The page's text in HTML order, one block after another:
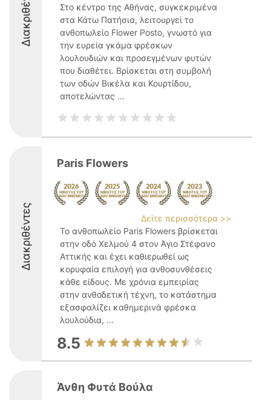
Στο κέντρο της Αθήνας, συγκεκριμένα
στα Κάτω Πατήσια, λειτουργεί το
ανθοπωλείο Flower Posto, γνωστό για
την ευρεία γκάμα φρέσκων
λουλουδιών και προσεγμένων φυτών
που διαθέτει. Βρίσκεται στη συμβολή
των οδών Βικέλα και Κουρτίδου,
αποτελώντας ...
Διακριθέντες
Paris Flowers
Δείτε περισσότερα >>
Το ανθοπωλείο Paris Flowers βρίσκεται
στην οδό Χελμού 4 στον Άγιο Στέφανο
Αττικής και έχει καθιερωθεί ως
κορυφαία επιλογή για ανθοσυνθέσεις
κάθε είδους. Με χρόνια εμπειρίας
στην ανθοδετική τέχνη, το κατάστημα
εξασφαλίζει καθημερινά φρέσκα
λουλούδια, ...
8.5
Άνθη Φυτά Βούλα